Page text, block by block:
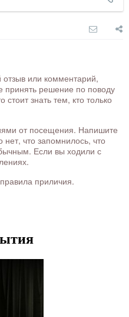
или комментарий,
решение по поводу
знать тем, кто только
от посещения. Напишите
что запомнилось, что
Если вы ходили с
приличия.